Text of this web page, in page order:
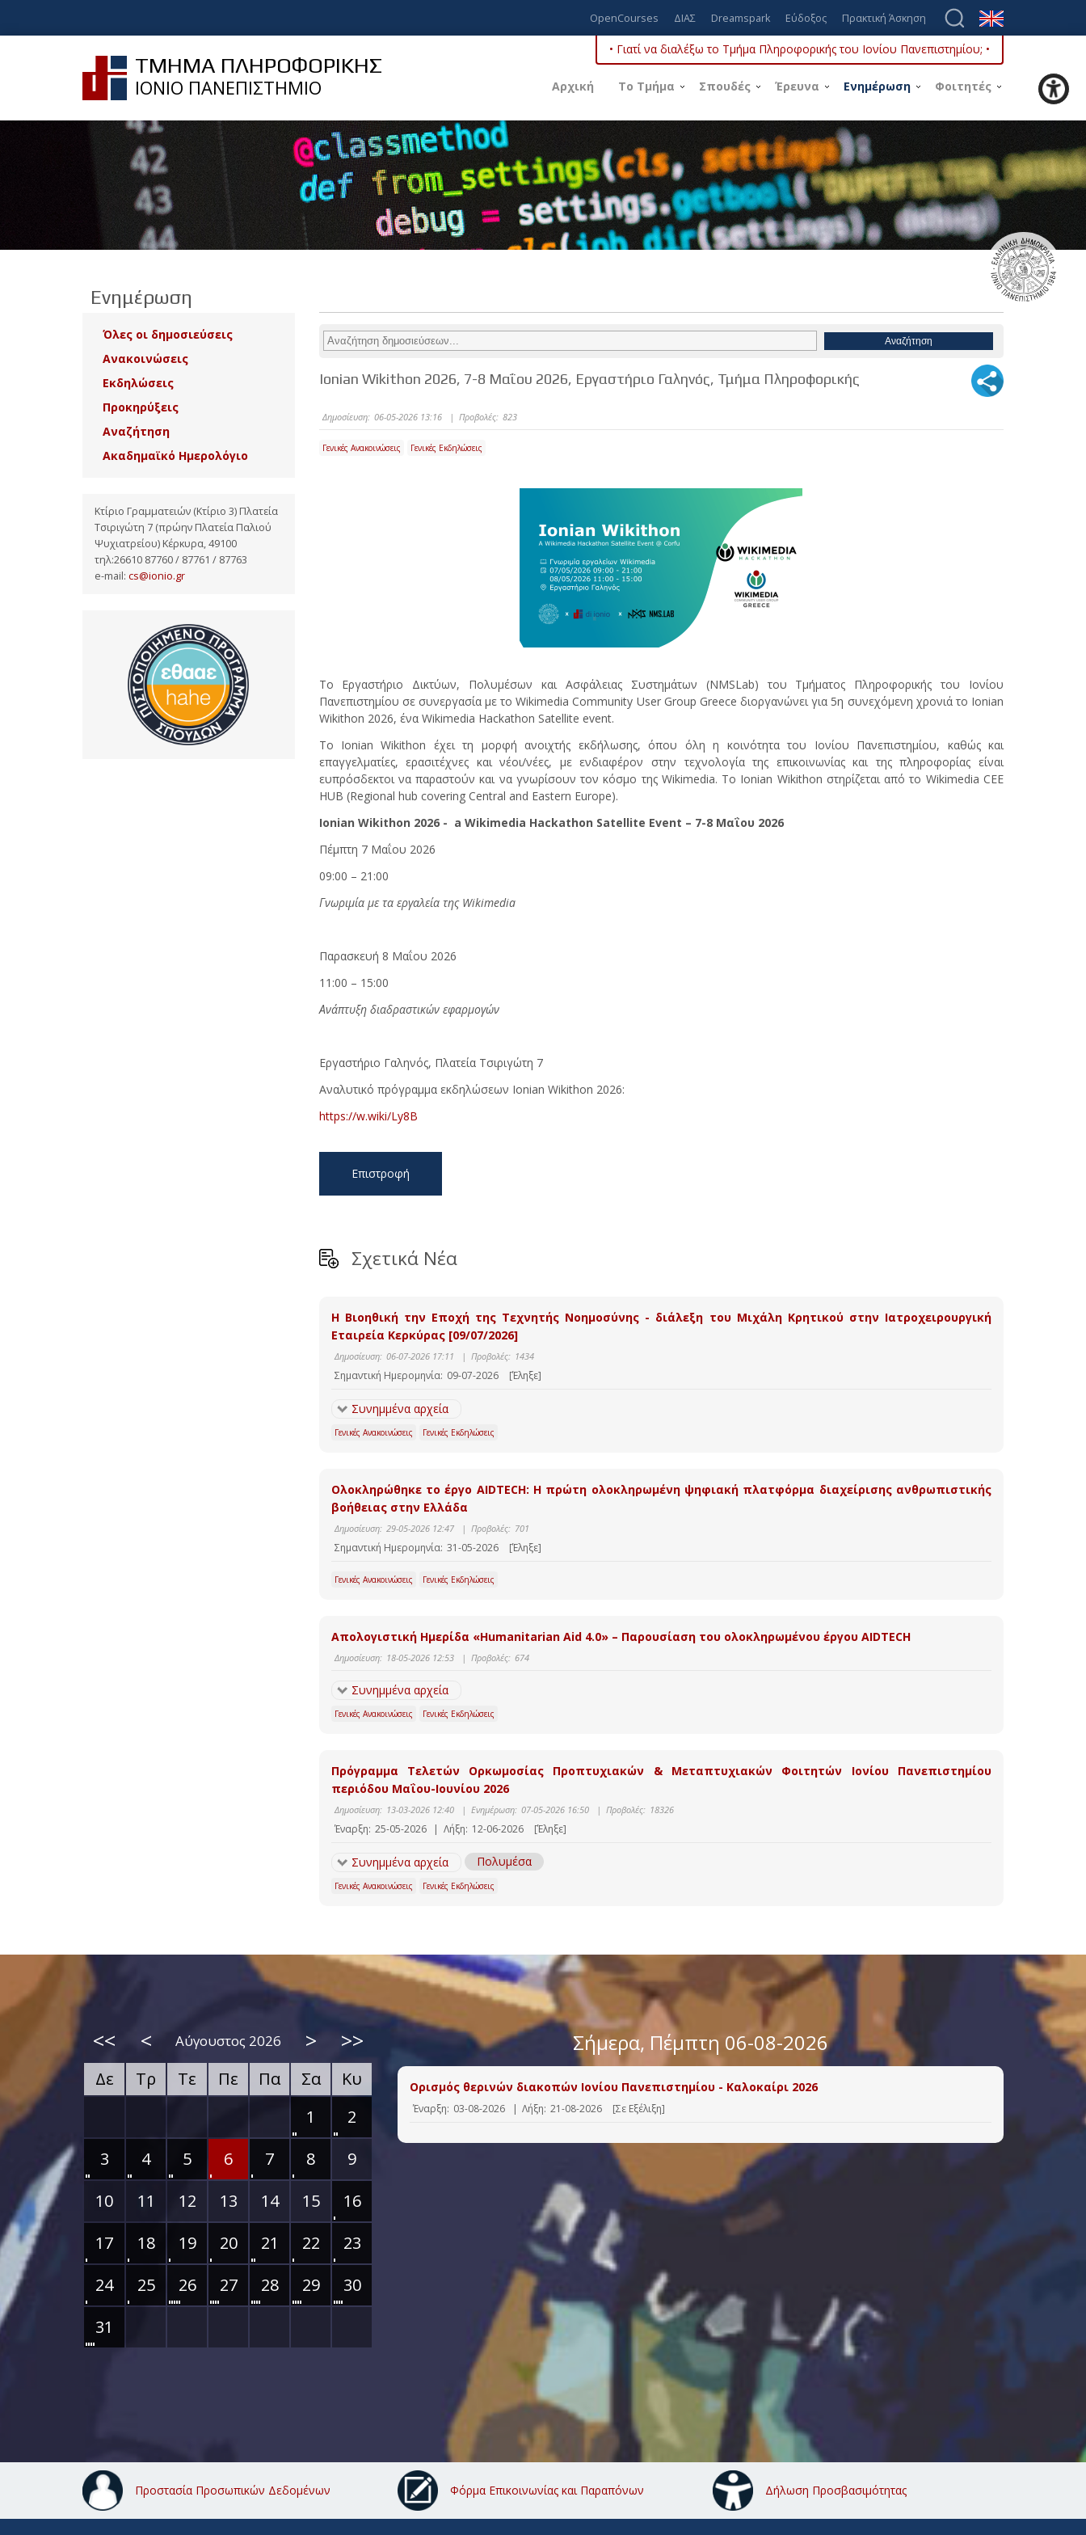
OpenCourses ΔΙΑΣ Dreamspark Εύδοξος Πρακτική Άσκηση
ΤΜΗΜΑ ΠΛΗΡΟΦΟΡΙΚΗΣ
ΙΟΝΙΟ ΠΑΝΕΠΙΣΤΗΜΙΟ
• Γιατί να διαλέξω το Τμήμα Πληροφορικής του Ιονίου Πανεπιστημίου; •
Αρχική Το Τμήμα Σπουδές Έρευνα Ενημέρωση Φοιτητές
Ιonian Wikithon 2026, 7-8 Μαΐου 2026, Εργαστήριο Γαληνός, Τμήμα Πληροφορικής
Δημοσίευση: 06-05-2026 13:16 | Προβολές: 823
Γενικές Ανακοινώσεις Γενικές Εκδηλώσεις
Το Εργαστήριο Δικτύων, Πολυμέσων και Ασφάλειας Συστημάτων (NMSLab) του Τμήματος Πληροφορικής του Ιονίου
Πανεπιστημίου σε συνεργασία με το Wikimedia Community User Group Greece διοργανώνει για 5η συνεχόμενη χρονιά το Ionian
Wikithon 2026, ένα Wikimedia Hackathon Satellite event.
Το Ionian Wikithon έχει τη μορφή ανοιχτής εκδήλωσης, όπου όλη η κοινότητα του Ιονίου Πανεπιστημίου, καθώς και
επαγγελματίες, ερασιτέχνες και νέοι/νέες, με ενδιαφέρον στην τεχνολογία της επικοινωνίας και της πληροφορίας είναι
ευπρόσδεκτοι να παραστούν και να γνωρίσουν τον κόσμο της Wikimedia. Το Ionian Wikithon στηρίζεται από το Wikimedia CEE
HUB (Regional hub covering Central and Eastern Europe).
Ionian Wikithon 2026 - a Wikimedia Hackathon Satellite Event – 7-8 Μαΐου 2026
Πέμπτη 7 Μαΐου 2026
09:00 – 21:00
Γνωριμία με τα εργαλεία της Wikimedia
Παρασκευή 8 Μαΐου 2026
11:00 – 15:00
Ανάπτυξη διαδραστικών εφαρμογών
Εργαστήριο Γαληνός, Πλατεία Τσιριγώτη 7
Αναλυτικό πρόγραμμα εκδηλώσεων Ionian Wikithon 2026:
https://w.wiki/Ly8B
Επιστροφή
Σχετικά Νέα
Η Βιοηθική την Εποχή της Τεχνητής Νοημοσύνης - διάλεξη του Μιχάλη Κρητικού στην Ιατροχειρουργική
Εταιρεία Κερκύρας [09/07/2026]
Δημοσίευση: 06-07-2026 17:11 | Προβολές: 1434
Σημαντική Ημερομηνία: 09-07-2026 [Έληξε]
Συνημμένα αρχεία
Γενικές Ανακοινώσεις Γενικές Εκδηλώσεις
Ολοκληρώθηκε το έργο AIDTECH: Η πρώτη ολοκληρωμένη ψηφιακή πλατφόρμα διαχείρισης ανθρωπιστικής
βοήθειας στην Ελλάδα
Δημοσίευση: 29-05-2026 12:47 | Προβολές: 701
Σημαντική Ημερομηνία: 31-05-2026 [Έληξε]
Γενικές Ανακοινώσεις Γενικές Εκδηλώσεις
Απολογιστική Ημερίδα «Humanitarian Aid 4.0» – Παρουσίαση του ολοκληρωμένου έργου AIDTECH
Δημοσίευση: 18-05-2026 12:53 | Προβολές: 674
Συνημμένα αρχεία
Γενικές Ανακοινώσεις Γενικές Εκδηλώσεις
Πρόγραμμα Τελετών Ορκωμοσίας Προπτυχιακών & Μεταπτυχιακών Φοιτητών Ιονίου Πανεπιστημίου
περιόδου Μαΐου-Ιουνίου 2026
Δημοσίευση: 13-03-2026 12:40 | Ενημέρωση: 07-05-2026 16:50 | Προβολές: 18326
Έναρξη: 25-05-2026 | Λήξη: 12-06-2026 [Έληξε]
Συνημμένα αρχεία Πολυμέσα
Γενικές Ανακοινώσεις Γενικές Εκδηλώσεις
Ενημέρωση
Όλες οι δημοσιεύσεις
Ανακοινώσεις
Εκδηλώσεις
Προκηρύξεις
Αναζήτηση
Ακαδημαϊκό Ημερολόγιο
Κτίριο Γραμματειών (Κτίριο 3) Πλατεία
Τσιριγώτη 7 (πρώην Πλατεία Παλιού
Ψυχιατρείου) Κέρκυρα, 49100
τηλ:26610 87760 / 87761 / 87763
e-mail: cs@ionio.gr
<< < Αύγουστος 2026 > >>
Δε Τρ Τε Πε Πα Σα
Κυ
1
2
3
4 5 6 7 8
9
10
11 12 13 14 15
16
17
18 19 20 21 22
23
24
25 26 27 28 29
30
31
Σήμερα, Πέμπτη 06-08-2026
Ορισμός θερινών διακοπών Ιονίου Πανεπιστημίου - Καλοκαίρι 2026
Έναρξη: 03-08-2026 | Λήξη: 21-08-2026 [Σε Εξέλιξη]
Προστασία Προσωπικών Δεδομένων Φόρμα Επικοινωνίας και Παραπόνων Δήλωση Προσβασιμότητας